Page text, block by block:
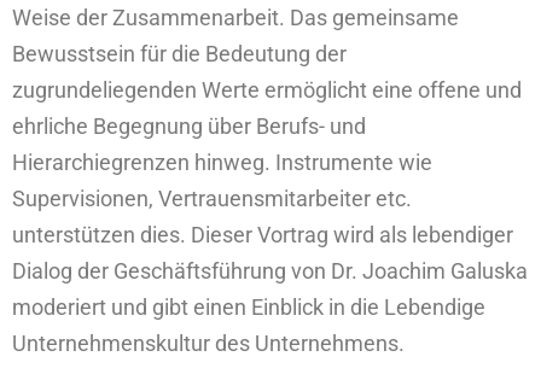
Weise der Zusammenarbeit. Das gemeinsame
Bewusstsein für die Bedeutung der
zugrundeliegenden Werte ermöglicht eine offene und
ehrliche Begegnung über Berufs- und
Hierarchiegrenzen hinweg. Instrumente wie
Supervisionen, Vertrauensmitarbeiter etc.
unterstützen dies. Dieser Vortrag wird als lebendiger
Dialog der Geschäftsführung von Dr. Joachim Galuska
moderiert und gibt einen Einblick in die Lebendige
Unternehmenskultur des Unternehmens.